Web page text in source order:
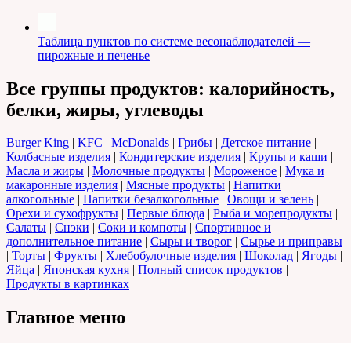
Таблица пунктов по системе весонаблюдателей —
пирожные и печенье
Все группы продуктов: калорийность,
белки, жиры, углеводы
Burger King | KFC | McDonalds | Грибы | Детское питание |
Колбасные изделия | Кондитерские изделия | Крупы и каши |
Масла и жиры | Молочные продукты | Мороженое | Мука и
макаронные изделия | Мясные продукты | Напитки
алкогольные | Напитки безалкогольные | Овощи и зелень |
Орехи и сухофрукты | Первые блюда | Рыба и морепродукты |
Салаты | Снэки | Соки и компоты | Спортивное и
дополнительное питание | Сыры и творог | Сырье и приправы
| Торты | Фрукты | Хлебобулочные изделия | Шоколад | Ягоды |
Яйца | Японская кухня | Полный список продуктов |
Продукты в картинках
Главное меню